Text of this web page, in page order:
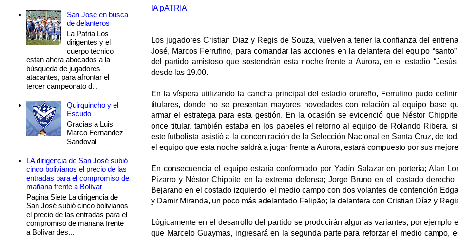
lA pATRIA
Los jugadores Cristian Díaz y Regis de Souza, vuelven a tener la confianza del
José, Marcos Ferrufino, para comandar las acciones en la delantera del equipo
del partido amistoso que sostendrán esta noche frente a Aurora, en el estadio “Jesús
desde las 19.00.
En la víspera utilizando la cancha principal del estadio orureño, Ferrufino pudo
titulares, donde no se presentan mayores novedades con relación al equipo base
armar el estratega para esta gestión. En la ocasión se evidenció que Néstor
once titular, también estaba en los papeles el retorno al equipo de Rolando Ribera,
este futbolista asistió a la concentración de la Selección Nacional en Santa Cruz, de
el equipo que esta noche saldrá a jugar frente a Aurora, estará compuesto por sus
En consecuencia el equipo estaría conformado por Yadín Salazar en portería; Alan
Pizarro y Néstor Chippite en la extrema defensa; Jorge Bruno en el costado derecho
Bejarano en el costado izquierdo; el medio campo con dos volantes de contención
y Damir Miranda, un poco más adelantado Felipão; la delantera con Cristian Díaz y
Lógicamente en el desarrollo del partido se producirán algunas variantes, por ejemplo
que Marcelo Guaymas, ingresará en la segunda parte para reforzar el medio campo,
San José en busca
de delanteros
La Patria Los
dirigentes y el
cuerpo técnico
están ahora abocados a la
búsqueda de jugadores
atacantes, para afrontar el
tercer campeonato d...
Quirquincho y el
Escudo
Gracias a Luis
Marco Fernandez
Sandoval
LA dirigencia de San José subió
cinco bolivianos el precio de las
entradas para el compromiso de
mañana frente a Bolívar
Pagina Siete La dirigencia de
San José subió cinco bolivianos
el precio de las entradas para el
compromiso de mañana frente
a Bolívar des...